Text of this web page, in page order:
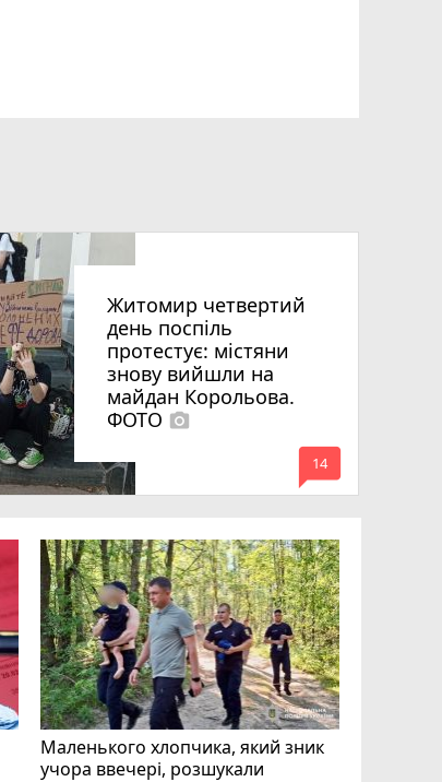
Житомир четвертий
день поспіль
протестує: містяни
знову вийшли на
майдан Корольова.
ФОТО photo_camera
mode_comment
14
Маленького хлопчика, який зник
учора ввечері, розшукали